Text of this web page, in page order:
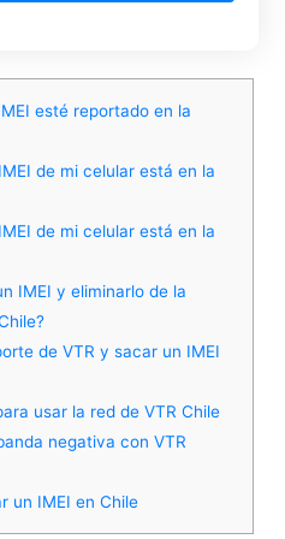
esté reportado en la
de mi celular está en la
de mi celular está en la
IMEI y eliminarlo de la
de VTR y sacar un IMEI
usar la red de VTR Chile
negativa con VTR
un IMEI en Chile